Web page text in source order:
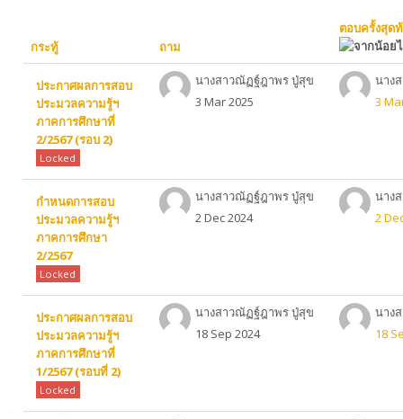
ค้นหา
รายวิชา
ส่ง
List
discussions.
Showing
34
discussions
กระทู้ ถาม
ตอบครั้งสุด
ประกาศผลการสอบ
ประมวลความรู้ฯ
ภาคการศึกษาที่
2/2567 (รอบ 2)
Locked
นางสาวณัฏฐ์ฎาพร ปู่สุข
3 Mar 2025
นาง
3
กำหนดการสอบ
ประมวลความรู้ฯ
ภาคการศึกษา
2/2567
Locked
นางสาวณัฏฐ์ฎาพร ปู่สุข
2 Dec 2024
นาง
2
ประกาศผลการสอบ
ประมวลความรู้ฯ
ภาคการศึกษาที่
1/2567 (รอบที่ 2)
Locked
นางสาวณัฏฐ์ฎาพร ปู่สุข
18 Sep 2024
นาง
18